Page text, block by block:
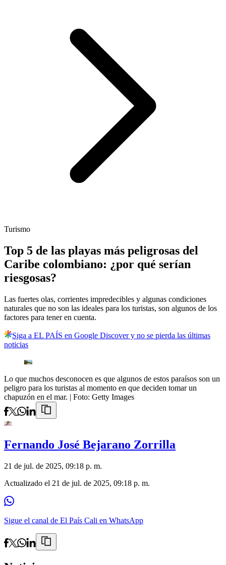
Turismo
Top 5 de las playas más peligrosas del
Caribe colombiano: ¿por qué serían
riesgosas?
Las fuertes olas, corrientes impredecibles y algunas condiciones
naturales que no son las ideales para los turistas, son algunos de los
factores para tener en cuenta.
Siga a EL PAÍS en Google Discover y no se pierda las últimas
noticias
Lo que muchos desconocen es que algunos de estos paraísos son un
peligro para los turistas al momento en que deciden tomar un
chapuzón en el mar. | Foto: Getty Images
Fernando José Bejarano Zorrilla
21 de jul. de 2025, 09:18 p. m.
Actualizado el 21 de jul. de 2025, 09:18 p. m.
Sigue el canal de El País Cali en WhatsApp